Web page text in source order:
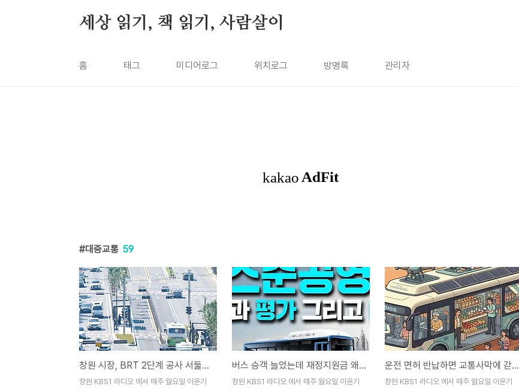
세상 읽기, 책 읽기, 사람살이
홈 태그 미디어로그 위치로그 방명록 관리자
대중교통 59
창원 시장, BRT 2단계 공사 서둘러야 한다
창원 KBS1 라디오 에서 매주 월요일 이윤기
버스 승객 늘었는데 재정지원금 왜 줄지 않나?
창원 KBS1 라디오 에서 매주 월요일 이윤기
운전 면허 반납하면 교통사막에 갇힌 꼴
창원 KBS1 라디오 에서 매주 월요일 이윤기